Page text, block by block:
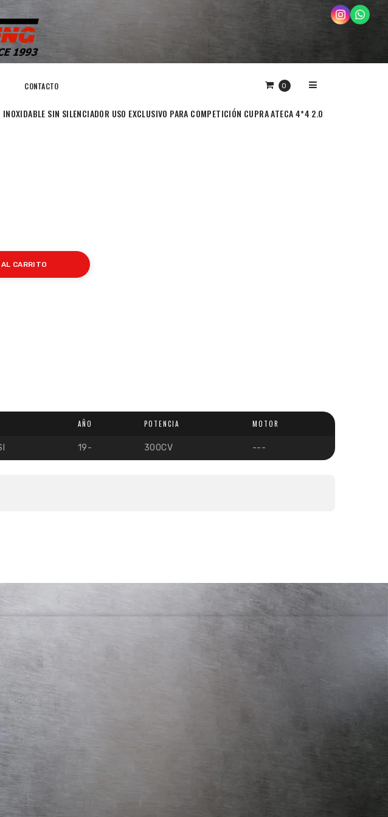
0
CONTACTO
SIN SILENCIADOR USO EXCLUSIVO PARA COMPETICIÓN CUPRA ATECA 4*4 2.0
CARRITO
AÑO POTENCIA MOTOR
19- 300CV ---